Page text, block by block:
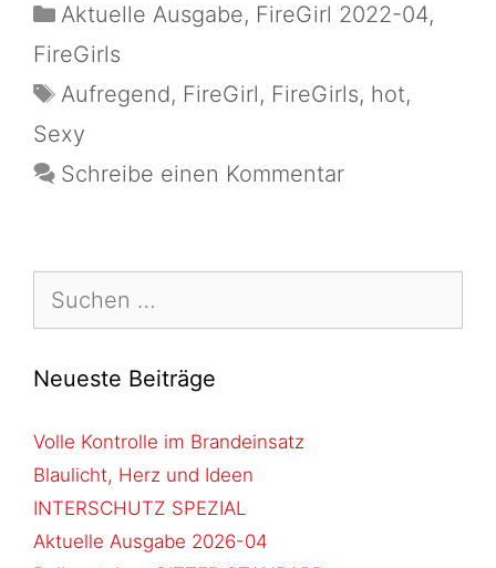
Aktuelle Ausgabe, FireGirl 2022-04,
FireGirls
Aufregend, FireGirl, FireGirls, hot,
Sexy
Schreibe einen Kommentar
Neueste Beiträge
Volle Kontrolle im Brandeinsatz
Blaulicht, Herz und Ideen
INTERSCHUTZ SPEZIAL
Aktuelle Ausgabe 2026-04